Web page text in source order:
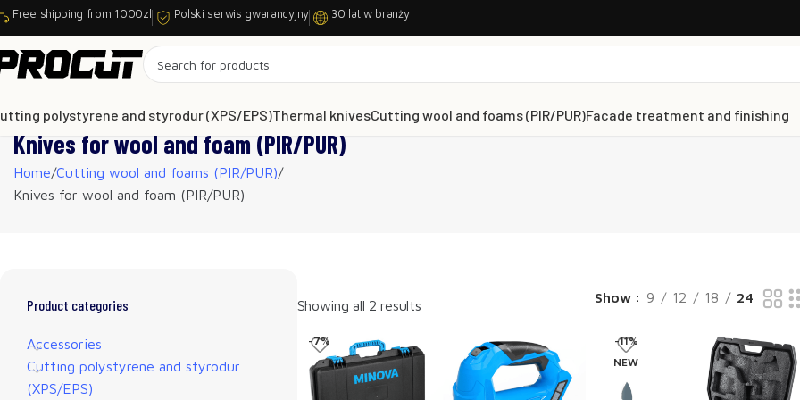
Free shipping from 1000zl Polski serwis gwarancyjny 30 lat w branży
polystyrene and styrodur (XPS/EPS)Thermal knivesCutting wool and foams (PIR/PUR)Facade treatment and finishing
Knives for wool and foam (PIR/PUR)
Home Cutting wool and foams (PIR/PUR)
Knives for wool and foam (PIR/PUR)
Product categories
Accessories
Cutting polystyrene and styrodur
(XPS/EPS)
Showing all 2 results Show 9 12 18 24
-7%
-11%
NEW